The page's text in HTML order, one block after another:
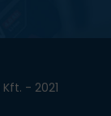
- 2021